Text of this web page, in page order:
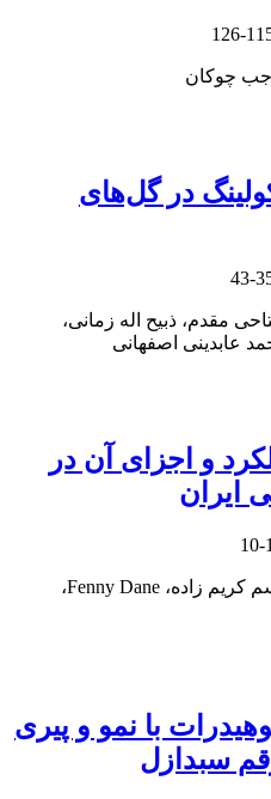
115-
رجب چوکان
در گل‌های
35-
مقدم، ذبیح اله زمانی،
عابدینی اصفهانی
و اجزای آن در
ایران
1-10
رسول محمدی، حمید دهقانی، قاسم کریم زاده، Fenny Dane،
با نمو و پیری